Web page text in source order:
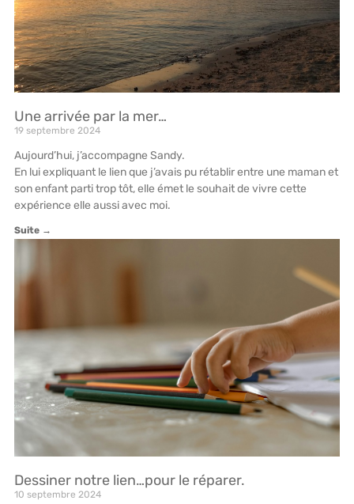
Une arrivée par la mer…
19 septembre 2024
Aujourd’hui, j’accompagne Sandy.
En lui expliquant le lien que j’avais pu rétablir entre une maman et
son enfant parti trop tôt, elle émet le souhait de vivre cette
expérience elle aussi avec moi.
Suite →
Dessiner notre lien…pour le réparer.
10 septembre 2024